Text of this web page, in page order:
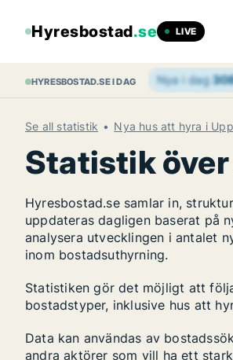
Hyresbostad.se LIVE
HYRESBOSTAD.SE I DAG Nya i dag
Se all statistik Nya hus att hyra i
Statistik över
Hyresbostad.se samlar in,
uppdateras dagligen baserat på
analysera utvecklingen i antalet
inom bostadsuthyrning.
Statistiken gör det möjligt att
bostadstyper, inklusive hus att
Data kan användas av
andra aktörer som vill ha ett